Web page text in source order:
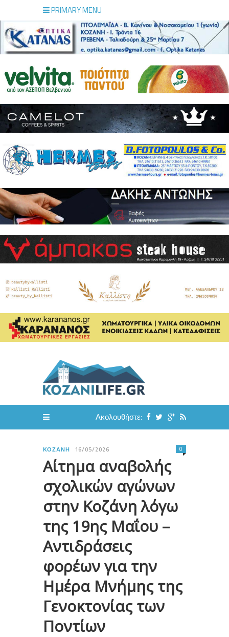
PRIMARY MENU
Ακολουθήστε:
ΚΟΖΆΝΗ 16/05/2026
Αίτημα αναβολής
σχολικών αγώνων
στην Κοζάνη λόγω
της 19ης Μαΐου –
Αντιδράσεις
φορέων για την
Ημέρα Μνήμης της
Γενοκτονίας των
Ποντίων
0